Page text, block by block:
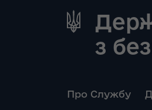
з
Про Службу